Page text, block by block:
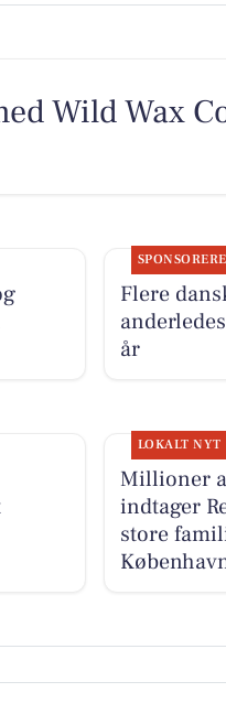
Wild Wax
Flere
år
LOKALT NYT
Millioner
indtager
store